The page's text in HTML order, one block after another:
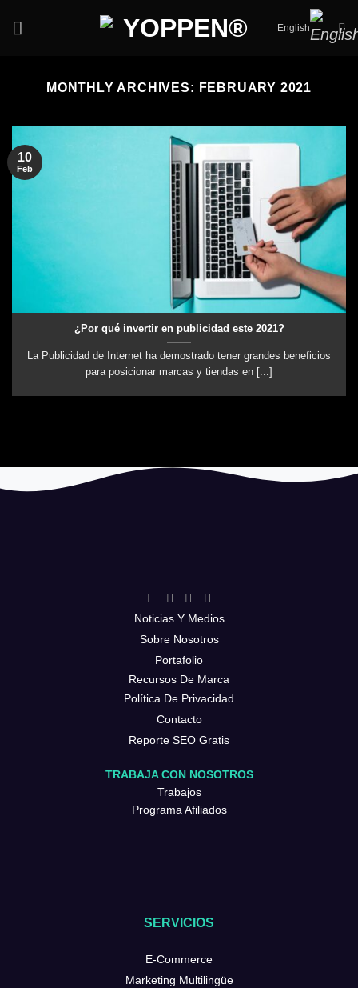
English
MONTHLY ARCHIVES: FEBRUARY 2021
¿Por qué invertir en publicidad este 2021?
La Publicidad de Internet ha demostrado tener grandes beneficios
para posicionar marcas y tiendas en [...]
10
Feb
Noticias Y Medios
Sobre Nosotros
Portafolio
Recursos De Marca
Política De Privacidad
Contacto
Reporte SEO Gratis
TRABAJA CON NOSOTROS
Trabajos
Programa Afiliados
SERVICIOS
E-Commerce
Marketing Multilingüe